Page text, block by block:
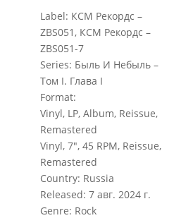
Label: КСМ Рекордс –
ZBS051, КСМ Рекордс –
ZBS051-7
Series: Быль И Небыль –
Том I. Глава I
Format:
Vinyl, LP, Album, Reissue,
Remastered
Vinyl, 7″, 45 RPM, Reissue,
Remastered
Country: Russia
Released: 7 авг. 2024 г.
Genre: Rock